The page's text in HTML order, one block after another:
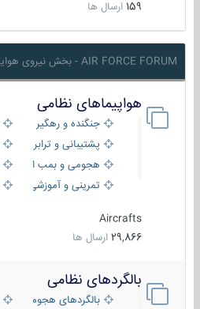
159 ارسال ها
AIR FORCE FORUM - بخش نیروی هوایی
هواپیماهای نظامی
جنگنده و رهگیر
پشتیبانی و ترابری
هجومی و بمب افکن
تمرینی و آموزشی
Aircrafts
29,866 ارسال ها
بالگردهای نظامی
بالگردهای هجومی